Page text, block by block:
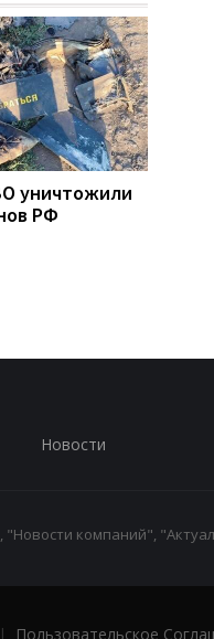
уничтожили
РФ
Новости
компаний",
| Пользовательское